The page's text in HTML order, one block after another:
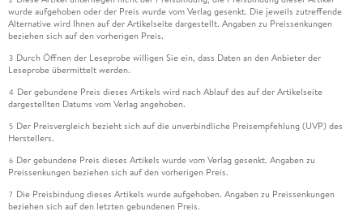
wurde aufgehoben oder der Preis wurde vom Verlag gesenkt. Die jeweils zutreffende
Alternative wird Ihnen auf der Artikelseite dargestellt. Angaben zu Preissenkungen
beziehen sich auf den vorherigen Preis.
3 Durch Öffnen der Leseprobe willigen Sie ein, dass Daten an den Anbieter der
Leseprobe übermittelt werden.
4 Der gebundene Preis dieses Artikels wird nach Ablauf des auf der Artikelseite
dargestellten Datums vom Verlag angehoben.
5 Der Preisvergleich bezieht sich auf die unverbindliche Preisempfehlung (UVP) des
Herstellers.
6 Der gebundene Preis dieses Artikels wurde vom Verlag gesenkt. Angaben zu
Preissenkungen beziehen sich auf den vorherigen Preis.
7 Die Preisbindung dieses Artikels wurde aufgehoben. Angaben zu Preissenkungen
beziehen sich auf den letzten gebundenen Preis.